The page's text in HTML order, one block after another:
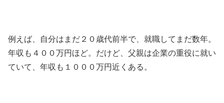
例えば、自分はまだ２０歳代前半で、就職してまだ数年。
年収も４００万円ほど。だけど、父親は企業の重役に就い
ていて、年収も１０００万円近くある。